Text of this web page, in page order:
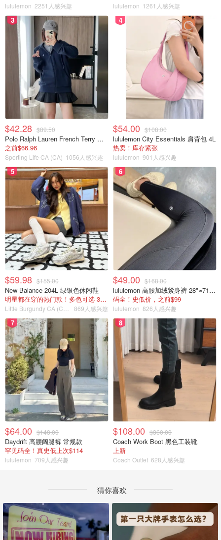
lululemon 2251人感兴趣 lululemon 1261人感兴趣
3
$42.28 $89.50
Polo Ralph Lauren French Terry 女童连帽卫衣 7-16码
之前$66.96
Sporting Life CA (CA) 1056人感兴趣
4
$54.00 $108.00
lululemon City Essentials 肩背包 4L
热卖！库存紧张
lululemon 901人感兴趣
5
$59.98 $155.00
New Balance 204L 绿银色休闲鞋
明星都在穿的热门款！多色可选 3.8折
869人感兴趣
6
$49.00 $168.00
lululemon 高腰加绒紧身裤 28"≈71cm 5个口袋
码全！史低价，之前$99
lululemon 826人感兴趣
7
$64.00 $148.00
Daydrift 高腰阔腿裤 常规款
罕见码全！真史低上次$114
lululemon 709人感兴趣
8
$108.00 $360.00
Coach Work Boot 黑色工装靴
上新
Coach Outlet 628人感兴趣
猜你喜欢